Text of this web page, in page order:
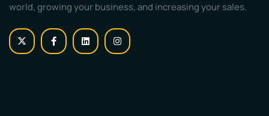
world, growing your business, and increasing your sales.